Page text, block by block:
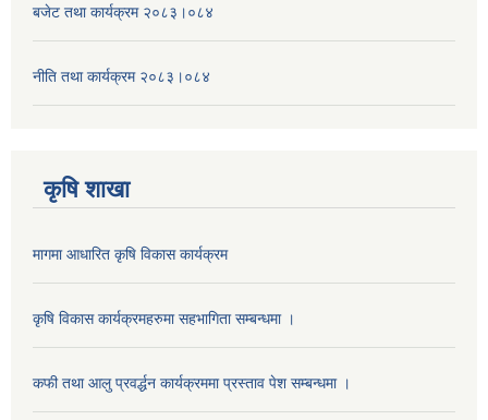
बजेट तथा कार्यक्रम २०८३।०८४
नीति तथा कार्यक्रम २०८३।०८४
कृषि शाखा
मागमा आधारित कृषि विकास कार्यक्रम
कृषि विकास कार्यक्रमहरुमा सहभागिता सम्बन्धमा ।
कफी तथा आलु प्रवर्द्धन कार्यक्रममा प्रस्ताव पेश सम्बन्धमा ।